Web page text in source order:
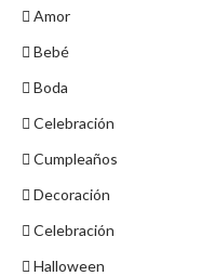
Amor
Bebé
Boda
Celebración
Cumpleaños
Decoración
Celebración
Halloween